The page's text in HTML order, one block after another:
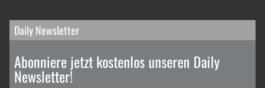
Daily Newsletter
Abonniere jetzt kostenlos unseren Daily
Newsletter!